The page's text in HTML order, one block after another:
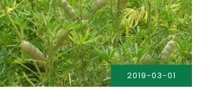
2019-03-01
PRZECZYTAJ